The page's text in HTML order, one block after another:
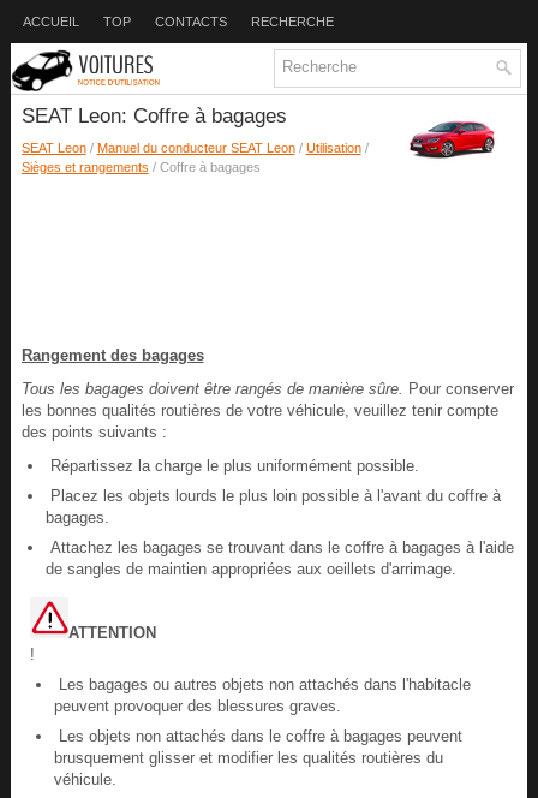
ACCUEIL TOP CONTACTS RECHERCHE
SEAT Leon: Coffre à bagages
SEAT Leon/ Manuel du conducteur SEAT Leon/ Utilisation/
Sièges et rangements / Coffre à bagages
Rangement des bagages
Tous les bagages doivent être rangés de manière sûre. Pour conserver
les bonnes qualités routières de votre véhicule, veuillez tenir compte
des points suivants :
Répartissez la charge le plus uniformément possible.
Placez les objets lourds le plus loin possible à l'avant du coffre à
bagages.
Attachez les bagages se trouvant dans le coffre à bagages à l'aide
de sangles de maintien appropriées aux oeillets d'arrimage.
ATTENTION
!
Les bagages ou autres objets non attachés dans l'habitacle
peuvent provoquer des blessures graves.
Les objets non attachés dans le coffre à bagages peuvent
brusquement glisser et modifier les qualités routières du
véhicule.